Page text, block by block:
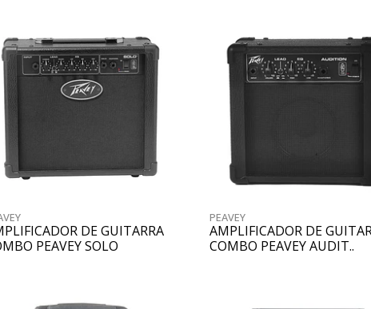
DE GUITARRA
PEAVEY SOLO
PEAVEY
AMPLIFICADOR DE
COMBO PEAVEY AUDIT..